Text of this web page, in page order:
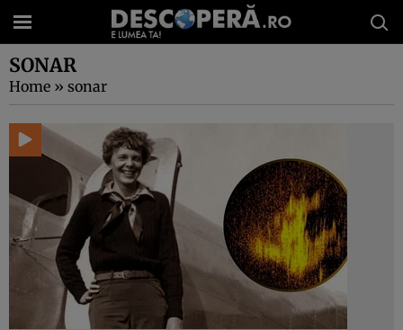
SONAR
Home » sonar